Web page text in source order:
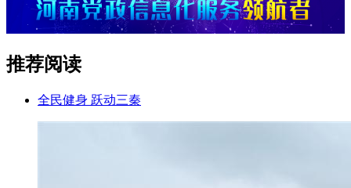
推荐阅读
全民健身 跃动三秦